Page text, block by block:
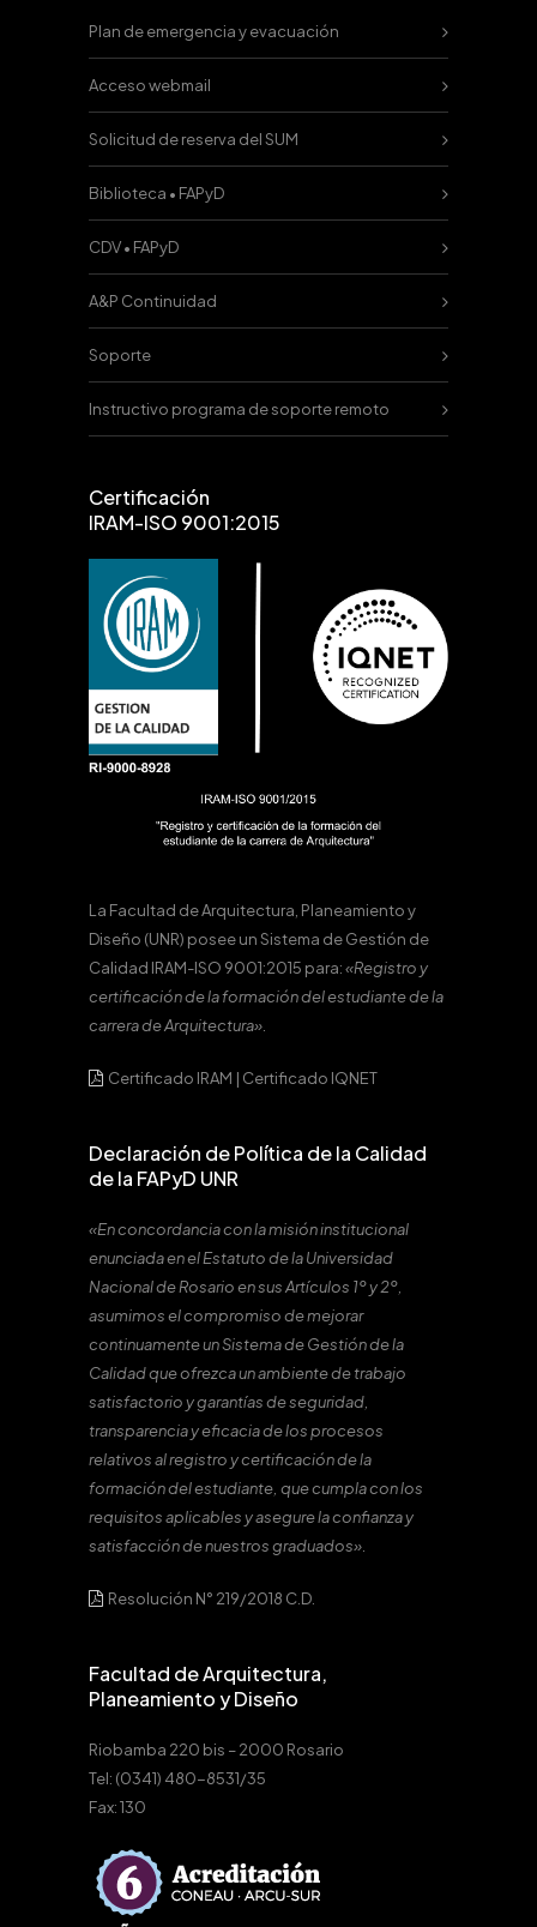
Plan de emergencia y evacuación
Acceso webmail
Solicitud de reserva del SUM
Biblioteca • FAPyD
CDV • FAPyD
A&P Continuidad
Soporte
Instructivo programa de soporte remoto
Certificación
IRAM-ISO 9001:2015
La Facultad de Arquitectura, Planeamiento y
Diseño (UNR) posee un Sistema de Gestión de
Calidad IRAM-ISO 9001:2015 para:«Registro y
certificación de la formación del estudiante de la
carrera de Arquitectura».
Certificado IRAM | Certificado IQNET
Declaración de Política de la Calidad
de la FAPyD UNR
«En concordancia con la misión institucional
enunciada en el Estatuto de la Universidad
Nacional de Rosario en sus Artículos 1º y 2º,
asumimos el compromiso de mejorar
continuamente un Sistema de Gestión de la
Calidad que ofrezca un ambiente de trabajo
satisfactorio y garantías de seguridad,
transparencia y eficacia de los procesos
relativos al registro y certificación de la
formación del estudiante, que cumpla con los
requisitos aplicables y asegure la confianza y
satisfacción de nuestros graduados».
Resolución N° 219/2018 C.D.
Facultad de Arquitectura,
Planeamiento y Diseño
Riobamba 220 bis – 2000 Rosario
Tel: (0341) 480-8531/35
Fax: 130